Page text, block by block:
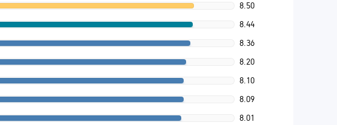
8.50
8.44
8.36
8.20
8.10
8.09
8.01